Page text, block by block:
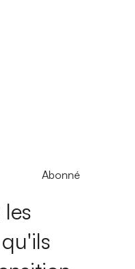
Abonné